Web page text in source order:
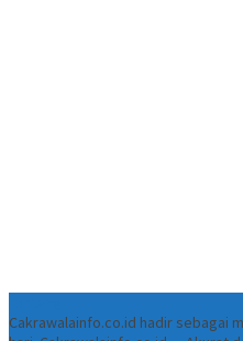
Cakrawalainfo.co.id hadir sebagai